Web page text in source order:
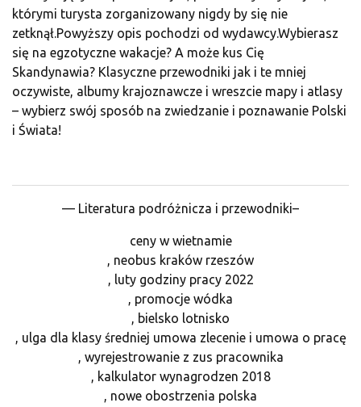
którymi turysta zorganizowany nigdy by się nie
zetknął.Powyższy opis pochodzi od wydawcy.Wybierasz
się na egzotyczne wakacje? A może kus Cię
Skandynawia? Klasyczne przewodniki jak i te mniej
oczywiste, albumy krajoznawcze i wreszcie mapy i atlasy
– wybierz swój sposób na zwiedzanie i poznawanie Polski
i Świata!
— Literatura podróżnicza i przewodniki–
ceny w wietnamie
, neobus kraków rzeszów
, luty godziny pracy 2022
, promocje wódka
, bielsko lotnisko
, ulga dla klasy średniej umowa zlecenie i umowa o pracę
, wyrejestrowanie z zus pracownika
, kalkulator wynagrodzen 2018
, nowe obostrzenia polska